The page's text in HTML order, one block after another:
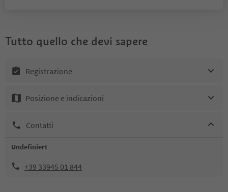
Tutto quello che devi sapere
Registrazione
Posizione e indicazioni
Contatti
Undefiniert
+39 33945 01 844